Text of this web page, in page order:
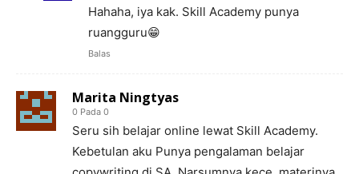
Hahaha, iya kak. Skill Academy punya
ruangguru😁
Balas
Marita Ningtyas
0 Pada 0
Seru sih belajar online lewat Skill Academy.
Kebetulan aku Punya pengalaman belajar